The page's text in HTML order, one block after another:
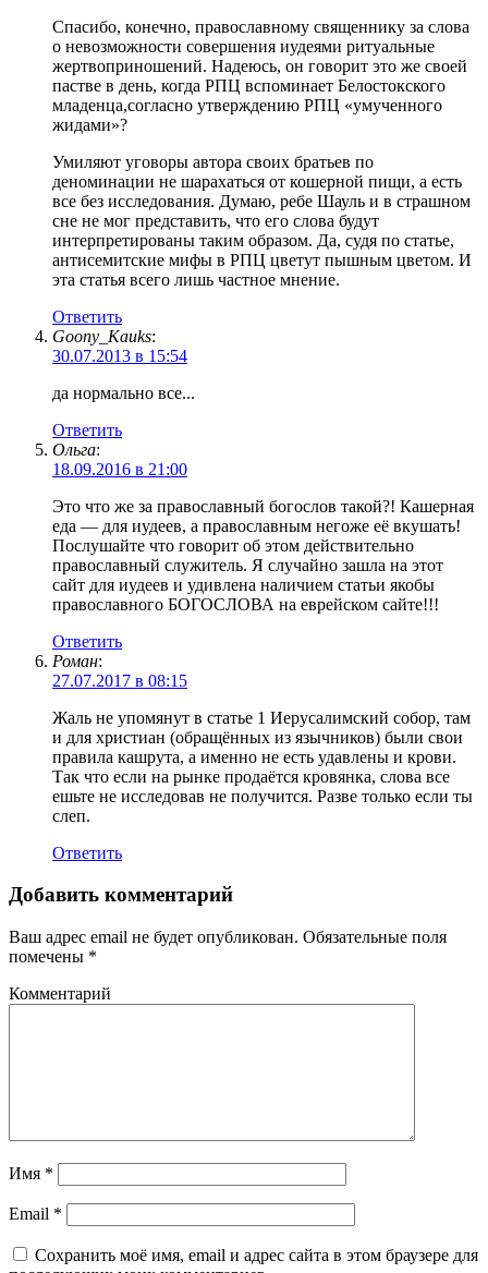
Спасибо, конечно, православному священнику за слова
о невозможности совершения иудеями ритуальные
жертвоприношений. Надеюсь, он говорит это же своей
пастве в день, когда РПЦ вспоминает Белостокского
младенца,согласно утверждению РПЦ «умученного
жидами»?
Умиляют уговоры автора своих братьев по
деноминации не шарахаться от кошерной пищи, а есть
все без исследования. Думаю, ребе Шауль и в страшном
сне не мог представить, что его слова будут
интерпретированы таким образом. Да, судя по статье,
антисемитские мифы в РПЦ цветут пышным цветом. И
эта статья всего лишь частное мнение.
Ответить
Goony_Kauks:
30.07.2013 в 15:54
да нормально все...
Ответить
Ольга:
18.09.2016 в 21:00
Это что же за православный богослов такой?! Кашерная
еда — для иудеев, а православным негоже её вкушать!
Послушайте что говорит об этом действительно
православный служитель. Я случайно зашла на этот
сайт для иудеев и удивлена наличием статьи якобы
православного БОГОСЛОВА на еврейском сайте!!!
Ответить
Роман:
27.07.2017 в 08:15
Жаль не упомянут в статье 1 Иерусалимский собор, там
и для христиан (обращённых из язычников) были свои
правила кашрута, а именно не есть удавлены и крови.
Так что если на рынке продаётся кровянка, слова все
ешьте не исследовав не получится. Разве только если ты
слеп.
Ответить
Добавить комментарий
Ваш адрес email не будет опубликован. Обязательные поля
помечены *
Комментарий
Имя *
Email *
Сохранить моё имя, email и адрес сайта в этом браузере для